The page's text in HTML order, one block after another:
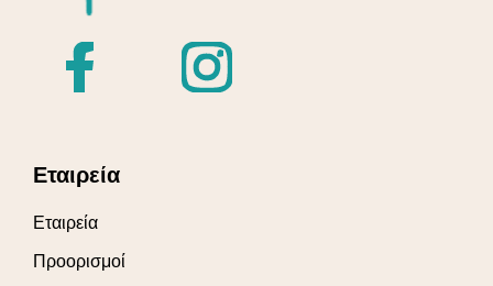
Εταιρεία
Εταιρεία
Προορισμοί